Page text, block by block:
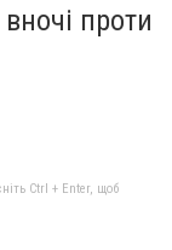
проти
Ctrl + Enter, щоб